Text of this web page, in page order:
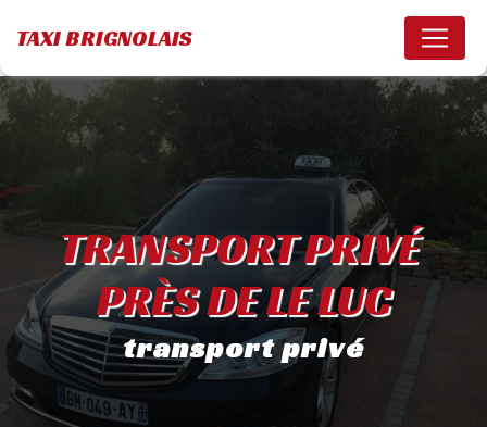
TAXI BRIGNOLAIS
TRANSPORT PRIVÉ
PRÈS DE LE LUC
transport privé